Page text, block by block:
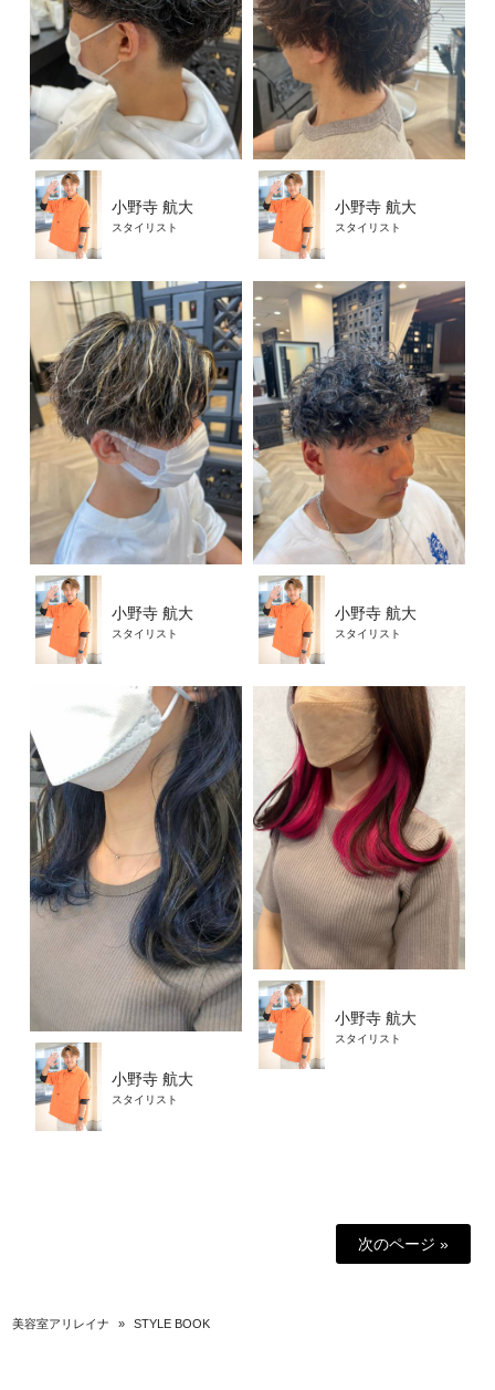
小野寺 航大
スタイリスト
小野寺 航大
スタイリスト
小野寺 航大
スタイリスト
小野寺 航大
スタイリスト
小野寺 航大
スタイリスト
小野寺 航大
スタイリスト
次のページ »
美容室アリレイナ » STYLE BOOK